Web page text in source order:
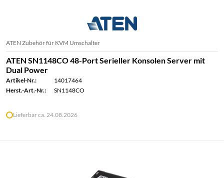
ATEN Zubehör für KVM Umschalter
ATEN SN1148CO 48-Port Serieller Konsolen Server mit
Dual Power
Artikel-Nr.:
14017464
Herst.-Art.-Nr.:
SN1148CO
Lieferbar ca. 24.08.2026